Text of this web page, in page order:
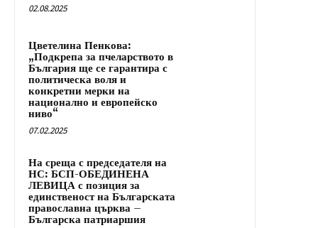
02.08.2025
Цветелина Пенкова:
„Подкрепа за пчеларството в
България ще се гарантира с
политическа воля и
конкретни мерки на
национално и европейско
ниво“
07.02.2025
На среща с председателя на
НС: БСП-ОБЕДИНЕНА
ЛЕВИЦА с позиция за
единственост на Българската
православна църква –
Българска патриаршия